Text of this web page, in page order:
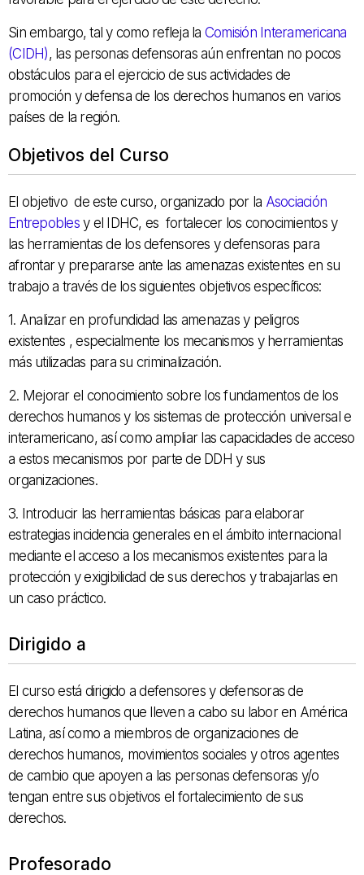
Sin embargo, tal y como refleja la Comisión Interamericana
(CIDH), las personas defensoras aún enfrentan no pocos
obstáculos para el ejercicio de sus actividades de
promoción y defensa de los derechos humanos en varios
países de la región.
Objetivos del Curso
El objetivo de este curso, organizado por la Asociación
Entrepoblesy el IDHC, es fortalecer los conocimientos y
las herramientas de los defensores y defensoras para
afrontar y prepararse ante las amenazas existentes en su
trabajo a través de los siguientes objetivos específicos:
1. Analizar en profundidad las amenazas y peligros
existentes , especialmente los mecanismos y herramientas
más utilizadas para su criminalización.
2. Mejorar el conocimiento sobre los fundamentos de los
derechos humanos y los sistemas de protección universal e
interamericano, así como ampliar las capacidades de acceso
a estos mecanismos por parte de DDH y sus
organizaciones.
3. Introducir las herramientas básicas para elaborar
estrategias incidencia generales en el ámbito internacional
mediante el acceso a los mecanismos existentes para la
protección y exigibilidad de sus derechos y trabajarlas en
un caso práctico.
Dirigido a
El curso está dirigido a defensores y defensoras de
derechos humanos que lleven a cabo su labor en América
Latina, así como a miembros de organizaciones de
derechos humanos, movimientos sociales y otros agentes
de cambio que apoyen a las personas defensoras y/o
tengan entre sus objetivos el fortalecimiento de sus
derechos.
Profesorado